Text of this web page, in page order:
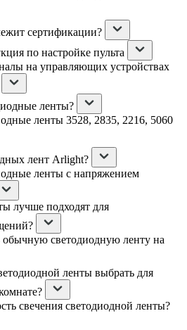
сертификации?
по настройке пульта
на управляющих устройствах
ленты?
ленты 3528, 2835, 2216, 5060
лент Arlight?
ленты с напряжением
лучше подходят для
светодиодную ленту на
ленты выбрать для
свечения светодиодной ленты?